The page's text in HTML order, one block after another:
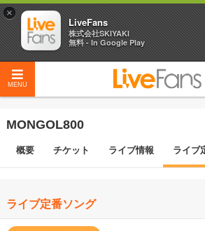
MENU
MONGOL800
概要 チケット ライブ情報 ライブ
ライブ定番ソング
×
LiveFans
株式会社SKIYAKI
無料 - In Google Play